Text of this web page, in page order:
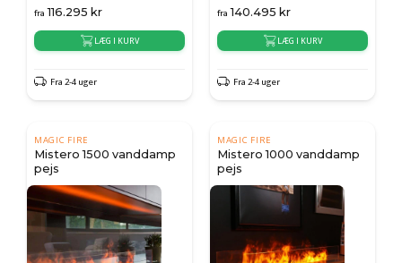
fra 116.295 kr
LÆG I KURV
Fra 2-4 uger
fra 140.495 kr
LÆG I KURV
Fra 2-4 uger
MAGIC FIRE
Mistero 1500 vanddamp
pejs
MAGIC FIRE
Mistero 1000 vanddamp
pejs